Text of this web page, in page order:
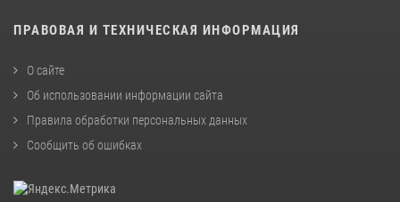
ПРАВОВАЯ И ТЕХНИЧЕСКАЯ ИНФОРМАЦИЯ
О сайте
Об использовании информации сайта
Правила обработки персональных данных
Сообщить об ошибках